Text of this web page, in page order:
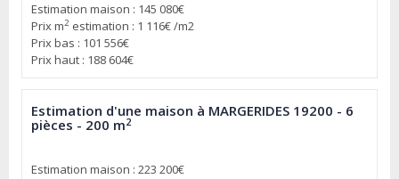
Estimation maison : 145 080€
Prix m2 estimation : 1 116€ /m2
Prix bas : 101 556€
Prix haut : 188 604€
Estimation d'une maison à MARGERIDES 19200 - 6
pièces - 200 m2
Estimation maison : 223 200€